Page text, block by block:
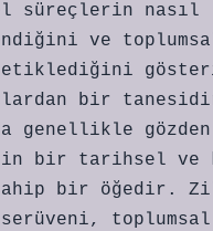
süreçlerin nasıl
ve
bir
genellikle
bir tarihsel ve
sahip bir öğedir.
toplumsal